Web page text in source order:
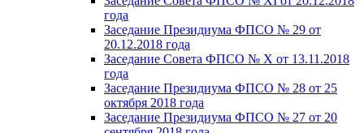
года
Заседание Президиума ФПСО № 29 от
20.12.2018 года
Заседание Совета ФПСО № X от 13.11.2018
года
Заседание Президиума ФПСО № 28 от 25
октября 2018 года
Заседание Президиума ФПСО № 27 от 20